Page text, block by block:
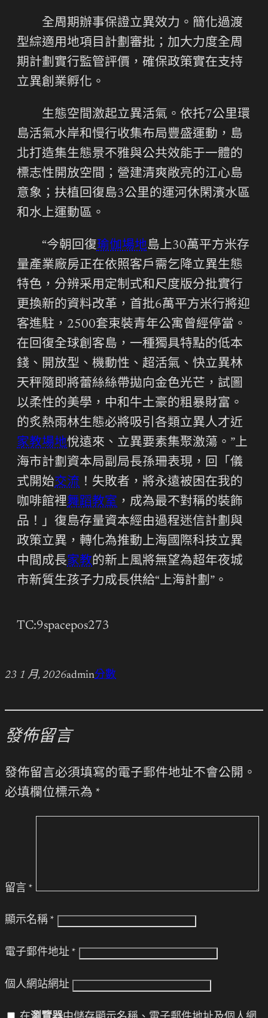
全周期辦事保證立異效力。簡化過渡
型綜適用地項目計劃審批；加大力度全周
期計劃實行監管評價，確保政策實在支持
立異創業孵化。
生態空間激起立異活氣。依托7公里環
島活氣水岸和慢行收集布局豐盛運動，島
北打造集生態景不雅與公共效能于一體的
標志性開放空間；營建清爽敞亮的江心島
意象；扶植回復島3公里的運河休閑濱水區
和水上運動區。
“今朝回復瑜伽場地島上30萬平方米存
量產業廠房正在依照客戶需乞降立異生態
特色，分辨采用定制式和尺度版分批實行
更換新的資料改革，首批6萬平方米行將迎
客進駐，2500套束裝青年公寓曾經停當。
在回復全球創客島，一種獨具特點的低本
錢、開放型、機動性、超活氣、快立異林
天秤隨即將蕾絲絲帶拋向金色光芒，試圖
以柔性的美學，中和牛土豪的粗暴財富。
的炙熱雨林生態必將吸引各類立異人才近
家教場地悅遠來、立異要素集聚激蕩。”上
海市計劃資本局副局長孫珊表現，回「儀
式開始交流 ！失敗者，將永遠被困在我的
咖啡館裡舞蹈教室 ，成為最不對稱的裝飾
品！」復島存量資本經由過程迷信計劃與
政策立異，轉化為推動上海國際科技立異
中間成長家教的新上風將無望為超年夜城
市新質生孩子力成長供給“上海計劃”。
TC:9spacepos273
23 1 月, 2026admin分數
發佈留言
發佈留言必須填寫的電子郵件地址不會公開。
必填欄位標示為 *
留言 *
顯示名稱 *
電子郵件地址 *
個人網站網址